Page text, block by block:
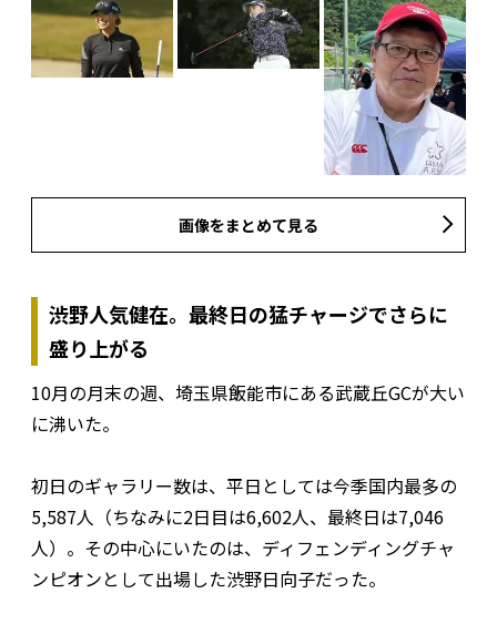
画像をまとめて見る
渋野人気健在。最終日の猛チャージでさらに
盛り上がる
10月の月末の週、埼玉県飯能市にある武蔵丘GCが大い
に沸いた。
初日のギャラリー数は、平日としては今季国内最多の
5,587人（ちなみに2日目は6,602人、最終日は7,046
人）。その中心にいたのは、ディフェンディングチャ
ンピオンとして出場した渋野日向子だった。